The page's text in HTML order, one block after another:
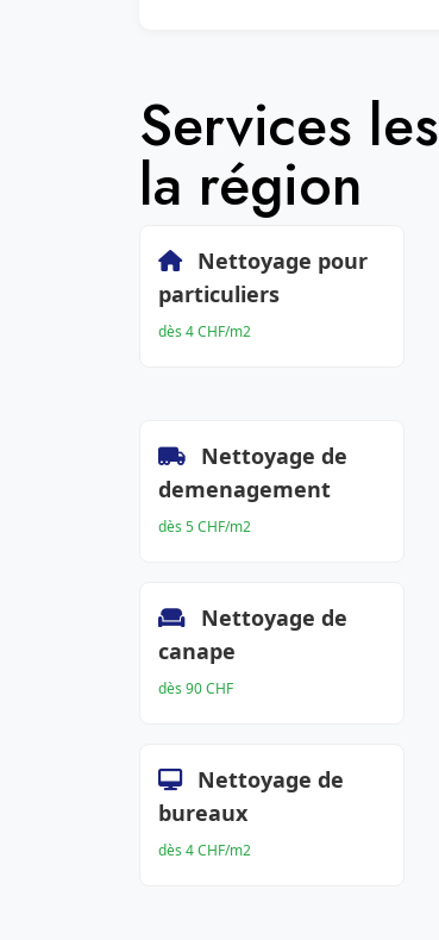
Services
la région
Nettoyage pour
particuliers
dès 4 CHF/m2
Nettoyage de
demenagement
dès 5 CHF/m2
Nettoyage de
canape
dès 90 CHF
Nettoyage de
bureaux
dès 4 CHF/m2